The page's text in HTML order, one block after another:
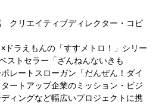
クリエイティブディレクター・コピ
ドラえもんの「すすメトロ！」シリー
ストセラー「ざんねんないきも
レートスローガン「だんぜん！ダイ
ートアップ企業のミッション・ビジ
ィングなど幅広いプロジェクトに携